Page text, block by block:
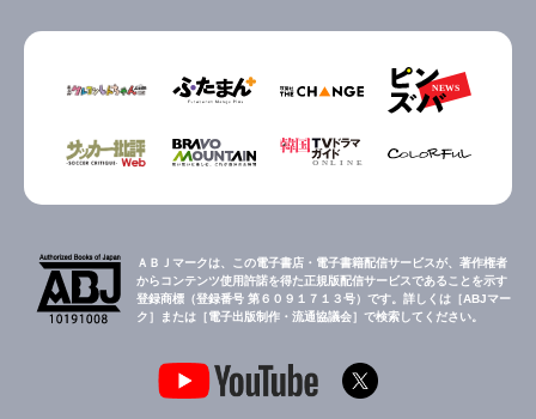
ＡＢＪマークは、この電子書店・電子書籍配信サービスが、著作権者
からコンテンツ使用許諾を得た正規版配信サービスであることを示す
登録商標（登録番号 第６０９１７１３号）です。詳しくは［ABJマー
ク］または［電子出版制作・流通協議会］で検索してください。